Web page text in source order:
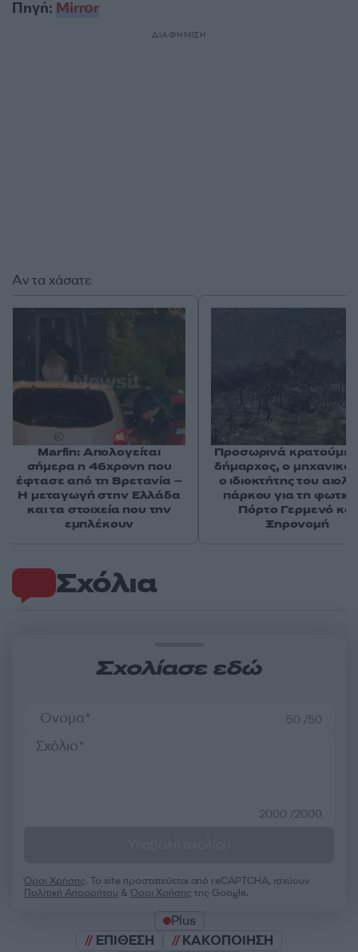
Πηγή: Mirror
ΔΙΑΦΗΜΙΣΗ
Σχόλια
Σχολίασε εδώ
50 /50
2000 /2000
Όροι Χρήσης. Το site προστατεύεται από reCAPTCHA, ισχύουν
Πολιτική Απορρήτου &Όροι Χρήσης της Google.
Plus
ΕΠΙΘΕΣΗ
ΚΑΚΟΠΟΙΗΣΗ
Αν τα χάσατε
Marfin: Απολογείται
σήμερα η 46χρονη που
έφτασε από τη Βρετανία –
Η μεταγωγή στην Ελλάδα
και τα στοιχεία που την
εμπλέκουν
Προσωρινά
δήμαρχος, ο μηχανικός
ο ιδιοκτήτης του
πάρκου για τη φωτιά
Πόρτο Γερμενό και
Ξηρονομή